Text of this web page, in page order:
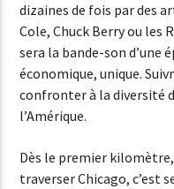
dizaines de fois par des
Cole, Chuck Berry ou
sera la bande-son
économique, unique.
confronter à la diversité
l’Amérique.
Dès le premier
traverser Chicago, c’est